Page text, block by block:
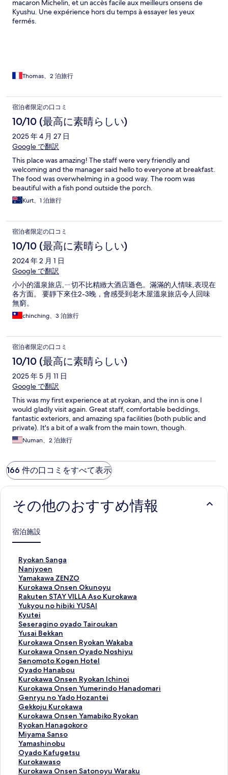
macaron Michelin, et un accès facile aux meilleurs onsens de
Kyushu. Une expérience hors du temps à essayer les yeux
fermés.
Thomas、2 泊旅行
宿泊者限定の口コミ
10/10 (最高に素晴らしい)
2025 年 4 月 27 日
Google で翻訳
This place was amazing! The staff were very friendly and
welcoming and the manager said hello to everyone at breakfast.
The food was overwhelming in a good way. The room was
beautiful with a fish pond outside the porch.
Kurt、1 泊旅行
宿泊者限定の口コミ
10/10 (最高に素晴らしい)
2024 年 2 月 1 日
Google で翻訳
小小的溫泉旅店,ㄧ切不比精緻大酒店遜色。滿滿的人情味,表現在
各方面。 要靜下來住2-3晚，會感受到老木屋溫泉旅店令人回味
無窮。
chinching、3 泊旅行
宿泊者限定の口コミ
10/10 (最高に素晴らしい)
2025 年 5 月 11 日
Google で翻訳
This was my first experience at at ryokan, and the inn is one I
would gladly visit again. Great staff, comfortable beddings,
fantastic exteriors, and amazing spa facilities (both public and
private). It's a bit of a walk from the main town, though.
Numan、2 泊旅行
166 件の口コミをすべて表示
その他のおすすめ情報
宿泊施設
Ryokan Sanga
R
y
o
k
a
n
S
a
n
g
a
の
ペ
ー
ジ
を
開
く
リ
ン
ク
Nanjyoen
N
a
n
j
y
o
e
n
の
ペ
ー
ジ
を
開
く
リ
ン
ク
Yamakawa ZENZO
Y
a
m
a
k
a
w
a
Z
E
N
Z
O
の
ペ
ー
ジ
を
開
く
リ
ン
Kurokawa Onsen Okunoyu
K
u
r
o
k
a
w
a
O
n
s
e
n
O
k
u
n
o
y
u
の
Rakuten STAY VILLA Aso Kurokawa
R
a
k
u
t
e
n
S
T
A
Y
V
I
L
L
A
A
s
o
K
Yukyou no hibiki YUSAI
Y
u
k
y
o
u
n
o
h
i
b
i
k
i
Y
U
S
A
I
Kyutei
K
y
u
t
e
i
の
ペ
ー
ジ
を
開
く
リ
ン
ク
Seseragino oyado Tairoukan
S
e
s
e
r
a
g
i
n
o
o
y
a
d
o
T
a
Yusai Bekkan
Y
u
s
a
i
B
e
k
k
a
n
の
ペ
ー
ジ
を
Kurokawa Onsen Ryokan Wakaba
K
u
r
o
k
a
w
a
O
n
s
e
n
R
y
Kurokawa Onsen Oyado Noshiyu
K
u
r
o
k
a
w
a
O
n
s
e
n
O
Senomoto Kogen Hotel
S
e
n
o
m
o
t
o
K
o
g
e
n
Oyado Hanabou
O
y
a
d
o
H
a
n
a
b
o
u
Kurokawa Onsen Ryokan Ichinoi
K
u
r
o
k
a
w
a
O
n
s
Kurokawa Onsen Yumerindo Hanadomari
K
u
r
o
k
a
w
a
O
n
Genryu no Yado Hozantei
G
e
n
r
y
u
n
o
Y
Gekkoju Kurokawa
G
e
k
k
o
j
u
K
Kurokawa Onsen Yamabiko Ryokan
K
u
r
o
k
a
w
Ryokan Hanagokoro
R
y
o
k
a
n
Miyama Sanso
M
i
y
a
m
Yamashinobu
Y
a
m
a
Oyado Kafugetsu
O
y
a
Kurokawaso
K
u
Kurokawa Onsen Satonoyu Waraku
K